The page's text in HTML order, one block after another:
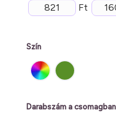
Ft
Darabszám a csomagban
Szín